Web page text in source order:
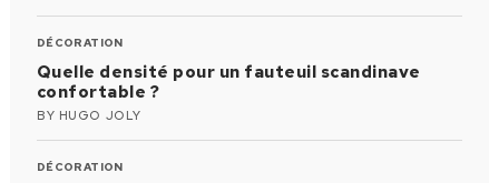
DÉCORATION
Quelle densité pour un fauteuil scandinave
confortable ?
BY HUGO JOLY
DÉCORATION